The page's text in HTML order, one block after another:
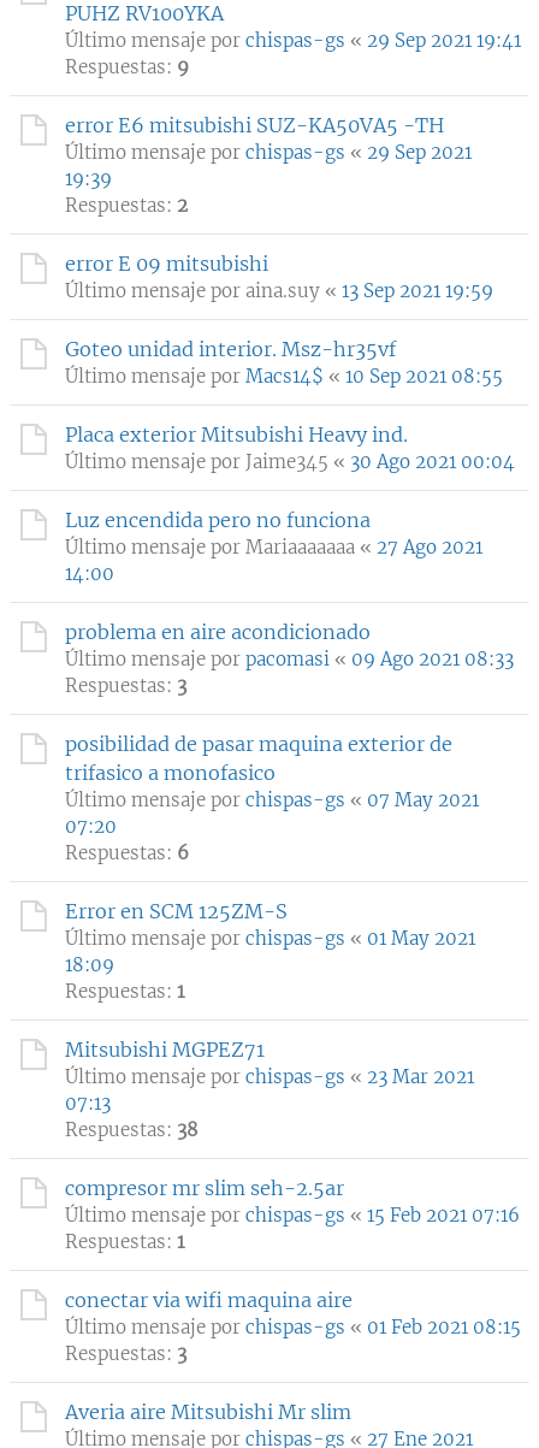
PUHZ RV100YKA
Último mensaje por chispas-gs « 29 Sep 2021 19:41
Respuestas: 9
error E6 mitsubishi SUZ-KA50VA5 -TH
Último mensaje por chispas-gs « 29 Sep 2021
19:39
Respuestas: 2
error E 09 mitsubishi
Último mensaje por aina.suy « 13 Sep 2021 19:59
Goteo unidad interior. Msz-hr35vf
Último mensaje por Macs14$ « 10 Sep 2021 08:55
Placa exterior Mitsubishi Heavy ind.
Último mensaje por Jaime345 « 30 Ago 2021 00:04
Luz encendida pero no funciona
Último mensaje por Mariaaaaaaa « 27 Ago 2021
14:00
problema en aire acondicionado
Último mensaje por pacomasi « 09 Ago 2021 08:33
Respuestas: 3
posibilidad de pasar maquina exterior de
trifasico a monofasico
Último mensaje por chispas-gs « 07 May 2021
07:20
Respuestas: 6
Error en SCM 125ZM-S
Último mensaje por chispas-gs « 01 May 2021
18:09
Respuestas: 1
Mitsubishi MGPEZ71
Último mensaje por chispas-gs « 23 Mar 2021
07:13
Respuestas: 38
compresor mr slim seh-2.5ar
Último mensaje por chispas-gs « 15 Feb 2021 07:16
Respuestas: 1
conectar via wifi maquina aire
Último mensaje por chispas-gs « 01 Feb 2021 08:15
Respuestas: 3
Averia aire Mitsubishi Mr slim
Último mensaje por chispas-gs « 27 Ene 2021